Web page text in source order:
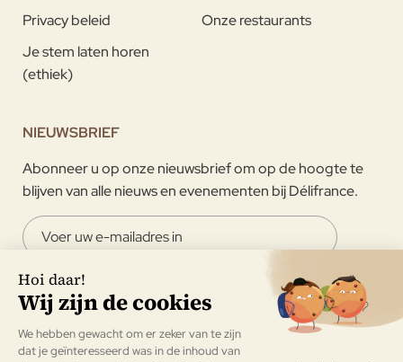
Privacy beleid
Onze restaurants
Je stem laten horen
(ethiek)
NIEUWSBRIEF
Abonneer u op onze nieuwsbrief om op de hoogte te
blijven van alle nieuws en evenementen bij Délifrance.
Ik ga ermee akkoord om de nieuwsbrief van Délifrance te